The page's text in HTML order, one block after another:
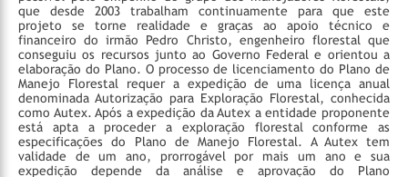
que desde 2003 trabalham continuamente para que este
projeto se torne realidade e graças ao apoio técnico e
financeiro do irmão Pedro Christo, engenheiro florestal que
conseguiu os recursos junto ao Governo Federal e orientou a
elaboração do Plano. O processo de licenciamento do Plano de
Manejo Florestal requer a expedição de uma licença anual
denominada Autorização para Exploração Florestal, conhecida
como Autex. Após a expedição da Autex a entidade proponente
está apta a proceder a exploração florestal conforme as
especificações do Plano de Manejo Florestal. A Autex tem
validade de um ano, prorrogável por mais um ano e sua
expedição depende da análise e aprovação do Plano